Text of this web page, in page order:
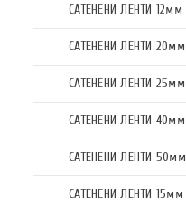
САТЕНЕНИ ЛЕНТИ 12мм
САТЕНЕНИ ЛЕНТИ 20мм
САТЕНЕНИ ЛЕНТИ 25мм
САТЕНЕНИ ЛЕНТИ 40мм
САТЕНЕНИ ЛЕНТИ 50мм
САТЕНЕНИ ЛЕНТИ 15мм